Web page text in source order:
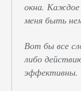
окна.
меня быть
Вот бы все
либо
эффективны.